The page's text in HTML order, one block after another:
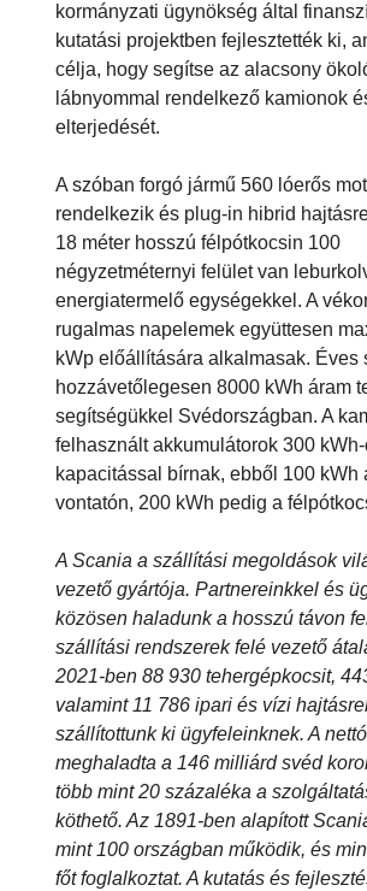
kormányzati ügynökség által
kutatási projektben fejlesztették ki,
célja, hogy segítse az alacsony
lábnyommal rendelkező kamionok
elterjedését.
A szóban forgó jármű 560 lóerős
rendelkezik és plug-in hibrid
18 méter hosszú félpótkocsin 100
négyzetméternyi felület van
energiatermelő egységekkel. A
rugalmas napelemek együttesen
kWp előállítására alkalmasak. Éves
hozzávetőlegesen 8000 kWh áram
segítségükkel Svédországban. A
felhasznált akkumulátorok 300
kapacitással bírnak, ebből 100 kWh
vontatón, 200 kWh pedig a
A Scania a szállítási megoldások
vezető gyártója. Partnereinkkel és
közösen haladunk a hosszú távon
szállítási rendszerek felé vezető
2021-ben 88 930 tehergépkocsit,
valamint 11 786 ipari és vízi
szállítottunk ki ügyfeleinknek. A
meghaladta a 146 milliárd svéd
több mint 20 százaléka a
köthető. Az 1891-ben alapított
mint 100 országban működik, és
főt foglalkoztat. A kutatás és